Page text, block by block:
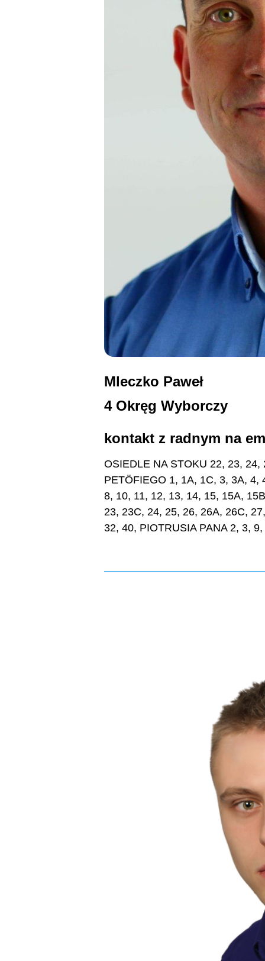
Mleczko Paweł
4 Okręg Wyborczy
kontakt z radnym na
OSIEDLE NA STOKU 22, 23,
PETÖFIEGO 1, 1A, 1C, 3, 3A, 4,
8, 10, 11, 12, 13, 14, 15, 15A,
23, 23C, 24, 25, 26, 26A, 26C,
32, 40, PIOTRUSIA PANA 2, 3, 9,